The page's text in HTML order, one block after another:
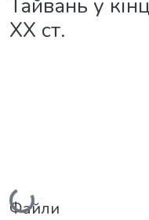
Тайвань у
ХХ ст.
Вантажиться...
Файли